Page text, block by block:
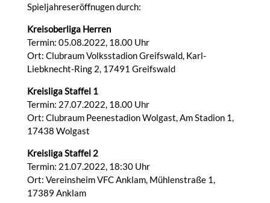
Spieljahreseröffnugen durch:
Kreisoberliga Herren
Termin: 05.08.2022, 18.00 Uhr
Ort: Clubraum Volksstadion Greifswald, Karl-
Liebknecht-Ring 2, 17491 Greifswald
Kreisliga Staffel 1
Termin: 27.07.2022, 18.00 Uhr
Ort: Clubraum Peenestadion Wolgast, Am Stadion 1,
17438 Wolgast
Kreisliga Staffel 2
Termin: 21.07.2022, 18:30 Uhr
Ort: Vereinsheim VFC Anklam, Mühlenstraße 1,
17389 Anklam